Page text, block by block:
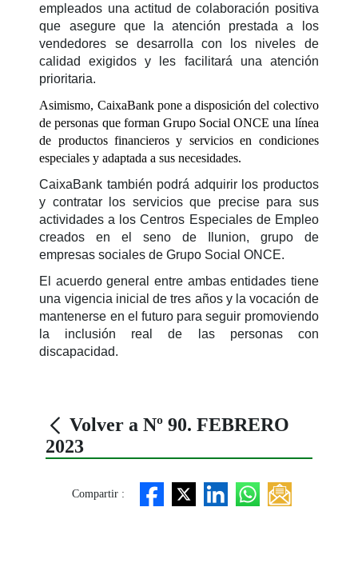
empleados una actitud de colaboración positiva
que asegure que la atención prestada a los
vendedores se desarrolla con los niveles de
calidad exigidos y les facilitará una atención
prioritaria.
Asimismo, CaixaBank pone a disposición del colectivo
de personas que forman Grupo Social ONCE una línea
de productos financieros y servicios en condiciones
especiales y adaptada a sus necesidades.
CaixaBank también podrá adquirir los productos
y contratar los servicios que precise para sus
actividades a los Centros Especiales de Empleo
creados en el seno de Ilunion, grupo de
empresas sociales de Grupo Social ONCE.
El acuerdo general entre ambas entidades tiene
una vigencia inicial de tres años y la vocación de
mantenerse en el futuro para seguir promoviendo
la inclusión real de las personas con
discapacidad.
Volver a Nº 90. FEBRERO
2023
Compartir :